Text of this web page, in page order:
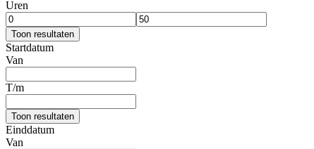
Uren
Toon resultaten
Startdatum
Van
T/m
Toon resultaten
Einddatum
Van